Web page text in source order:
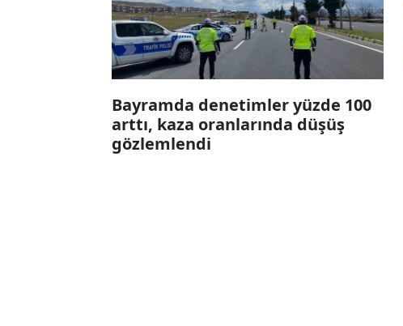
Bayramda denetimler yüzde 100
arttı, kaza oranlarında düşüş
gözlemlendi